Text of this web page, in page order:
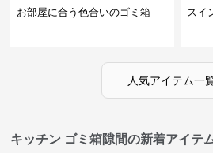
お部屋に合う色合いのゴミ箱 スイ
人気アイテム一
キッチン ゴミ箱隙間の新着アイテ